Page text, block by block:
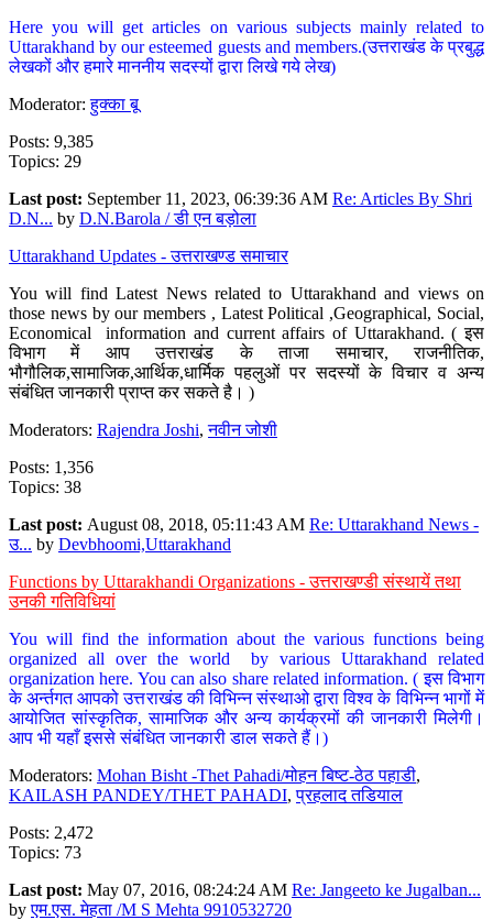
Here you will get articles on various subjects mainly related to
Uttarakhand by our esteemed guests and members.(उत्तराखंड के प्रबुद्ध
लेखकों और हमारे माननीय सदस्यों द्वारा लिखे गये लेख)
Moderator:हुक्का बू
Posts: 9,385
Topics: 29
Last post: September 11, 2023, 06:39:36 AM Re: Articles By Shri
D.N... by D.N.Barola / डी एन बड़ोला
Uttarakhand Updates - उत्तराखण्ड समाचार
You will find Latest News related to Uttarakhand and views on
those news by our members , Latest Political ,Geographical, Social,
Economical information and current affairs of Uttarakhand. ( इस
विभाग में आप उत्तराखंड के ताजा समाचार, राजनीतिक,
भौगौलिक,सामाजिक,आर्थिक,धार्मिक पहलुओं पर सदस्यों के विचार व अन्य
संबंधित जानकारी प्राप्त कर सकते है। )
Moderators: Rajendra Joshi,नवीन जोशी
Posts: 1,356
Topics: 38
Last post: August 08, 2018, 05:11:43 AM Re: Uttarakhand News -
उ... by Devbhoomi,Uttarakhand
Functions by Uttarakhandi Organizations - उत्तराखण्डी संस्थायें तथा
उनकी गतिविधियां
You will find the information about the various functions being
organized all over the world by various Uttarakhand related
organization here. You can also share related information. ( इस विभाग
के अर्न्तगत आपको उत्तराखंड की विभिन्न संस्थाओ द्वारा विश्व के विभिन्न भागों में
आयोजित सांस्कृतिक, सामाजिक और अन्य कार्यक्रमों की जानकारी मिलेगी।
आप भी यहाँ इससे संबंधित जानकारी डाल सकते हैं।)
Moderators: Mohan Bisht -Thet Pahadi/मोहन बिष्ट-ठेठ पहाडी,
KAILASH PANDEY/THET PAHADI,प्रहलाद तडियाल
Posts: 2,472
Topics: 73
Last post: May 07, 2016, 08:24:24 AM Re: Jangeeto ke Jugalban...
byएम.एस. मेहता /M S Mehta 9910532720